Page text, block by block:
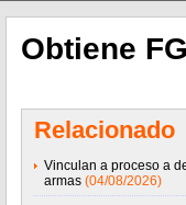
Obtiene
Relacionado
Vinculan a proceso a
armas (04/08/2026)